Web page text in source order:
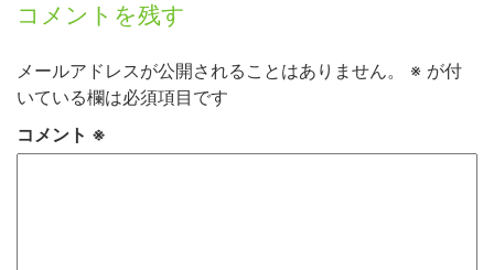
コメントを残す
メールアドレスが公開されることはありません。 ※ が付
いている欄は必須項目です
コメント ※